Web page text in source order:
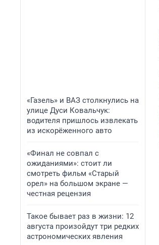
«Газель» и ВАЗ столкнулись на
улице Дуси Ковальчук:
водителя пришлось извлекать
из искорёженного авто
«Финал не совпал с
ожиданиями»: стоит ли
смотреть фильм «Старый
орел» на большом экране —
честная рецензия
Такое бывает раз в жизни: 12
августа произойдут три редких
астрономических явления